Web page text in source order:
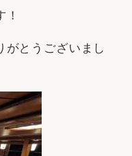
がとうございまし